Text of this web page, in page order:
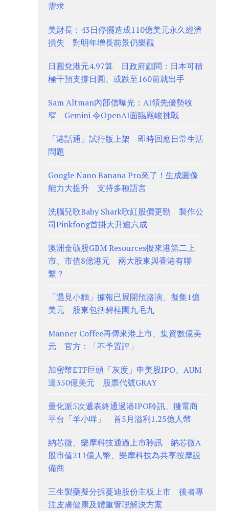
需求
美財長：43日停擺造成110億美元永久經濟
損失 對明年增長前景仍樂觀
日圓兌港元4.97算 日政府顧問：日本可積
極干預支撐日圓、或跌至160前就出手
Sam Altman內部信曝光：AI領先優勢收
窄 Gemini 令OpenAI面臨嚴峻挑戰
「港話通」試行版上架 即時回應日常生活
問題
Google Nano Banana Pro來了！生成圖像
能力大提升 支持多種語言
洗腦兒歌Baby Shark歌紅股價更勁 製作公
司Pinkfong首掛大升逾六成
澳洲金礦股GBM Resources擬來港第二上
市、市值8億港元 兩大股東與香港有聯
繫？
「遇見小麵」據報已展開預路演、擬集1億
美元 股東包括碧桂園九毛九
Manner Coffee再傳來港上市、集資數億美
元 官方：「不予置評」
加密幣ETF巨頭「灰度」申美股IPO、AUM
達350億美元 股票代號GRAY
量化派5次遞表終通過港IPO聆訊、擁電商
平台「羊小咩」 首5月溢利1.25億人幣
納芯微、樂摩科技通過上市聆訊 納芯微A
股市值211億人幣、樂摩科技為共享按摩設
備商
三生製藥擬分拆蔓迪股份主板上市 後者專
注皮膚健康及體重管理解決方案